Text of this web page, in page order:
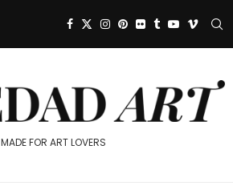
MADE FOR ART LOVERS